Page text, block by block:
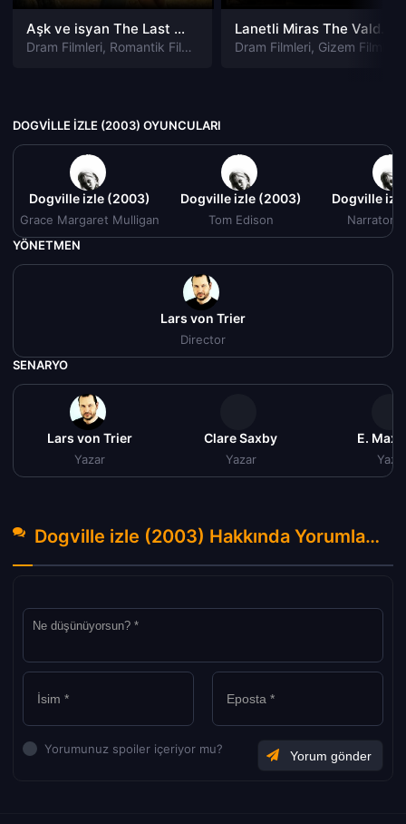
Aşk ve isyan The Last Parasido izle
Dram Filmleri, Romantik Filmleri Dram Filmleri, Gizem Filmleri
DOGVILLE IZLE (2003) OYUNCULARI
Dogville izle (2003)
Grace Margaret Mulligan
Dogville izle (2003)
Tom Edison
Dogville
Narrator
YÖNETMEN
Lars von Trier
Director
SENARYO
Lars von Trier
Yazar
Clare Saxby
Yazar
E. Max
Dogville izle (2003) Hakkında Yorumlar(0)
Yorumunuz spoiler içeriyor mu?